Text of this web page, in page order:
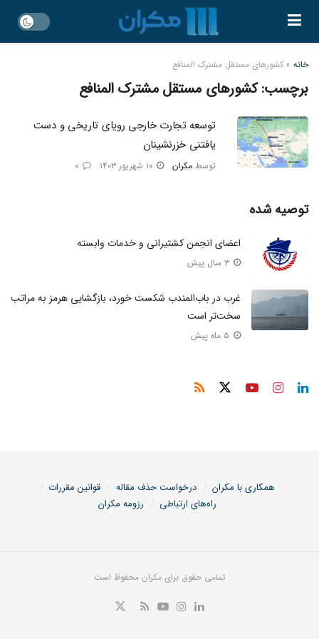
خانه » کشورهای مستقل مشترک المنافع
برچسب:کشورهای مستقل مشترک المنافع
توسعه تجارت خارجی رویای تاریخی و دست
یافتنی خزرنشینان
توسط مکران
توصیه شده
اعضای انجمن کشتیرانی و خدمات وابسته
غرب در باب‌المندب شکست خورد، بازگشایی هرمز به مراتب
سخت‌تر است
همکاری با مکران درخواست حذف مقاله
قوانین مقررات
راه‌های ارتباطی
رزومه مکران
تمامی حقوق برای مکران محفوظ است